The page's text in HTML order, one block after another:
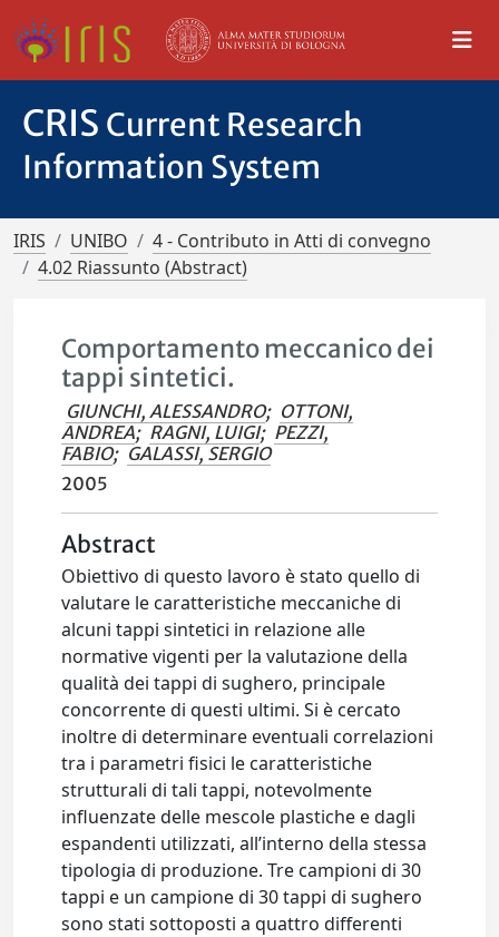
CRIS Current Research
Information System
IRIS UNIBO
4 - Contributo in Atti di convegno
4.02 Riassunto (Abstract)
Comportamento meccanico dei
tappi sintetici.
GIUNCHI, ALESSANDRO; OTTONI,
ANDREA; RAGNI, LUIGI; PEZZI,
FABIO; GALASSI, SERGIO
2005
Abstract
Obiettivo di questo lavoro è stato quello di
valutare le caratteristiche meccaniche di
alcuni tappi sintetici in relazione alle
normative vigenti per la valutazione della
qualità dei tappi di sughero, principale
concorrente di questi ultimi. Si è cercato
inoltre di determinare eventuali correlazioni
tra i parametri fisici le caratteristiche
strutturali di tali tappi, notevolmente
influenzate delle mescole plastiche e dagli
espandenti utilizzati, all’interno della stessa
tipologia di produzione. Tre campioni di 30
tappi e un campione di 30 tappi di sughero
sono stati sottoposti a quattro differenti